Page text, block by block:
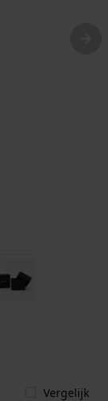
Vergelijk